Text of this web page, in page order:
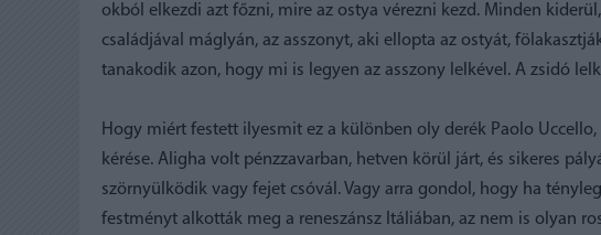
okból elkezdi azt főzni, mire az ostya vérezni kezd. Minden
családjával máglyán, az asszonyt, aki ellopta az ostyát,
tanakodik azon, hogy mi is legyen az asszony lelkével. A zsidó
Hogy miért festett ilyesmit ez a különben oly derék Paolo
kérése. Aligha volt pénzzavarban, hetven körül járt, és sikeres
szörnyülködik vagy fejet csóvál. Vagy arra gondol, hogy ha
festményt alkották meg a reneszánsz Itáliában, az nem is olyan